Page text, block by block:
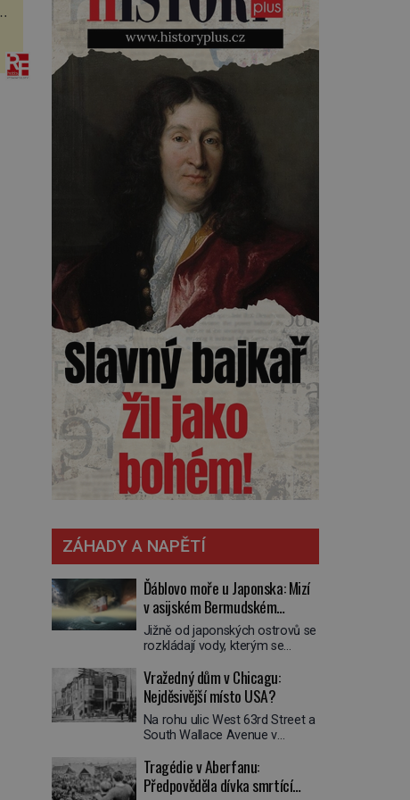
Kearnsovým zlepšovákem.
Začíná spor, kterému génius
obětuje vše – čas, rodinu i sám
sebe. Američan Robert William
Kearns (1927–2005), který
během vlastní svatby přijde […]
ZÁHADY A NAPĚTÍ
Ďáblovo moře u Japonska: Mizí
v asijském Bermudském
trojúhelníku lodě ve spárech
neznámé síly?
Jižně od japonských ostrovů se
rozkládají vody, kterým se
se o lodích mizejících beze
stopy, podivných světlech,
zrádných proudech i mořských
dracích, kteří měli tyto končiny
střežit už v dávných legendách.
trojúhelník skutečně prokletým
místem, nebo se zde jen
Vražedný dům v Chicagu:
Nejděsivější místo USA?
Na rohu ulic West 63rd Street a
South Wallace Avenue v
Nemá žádný speciální nápis ani
pamětní desku. A přesto prý
místní zaměstnanci neradi
Tragédie v Aberfanu:
Předpověděla dívka smrtící